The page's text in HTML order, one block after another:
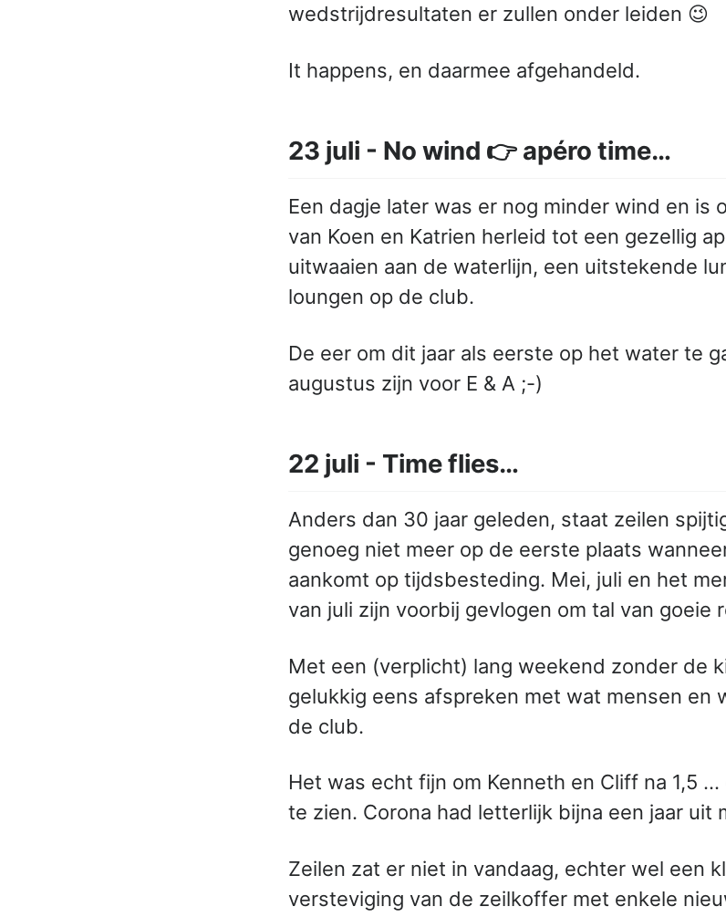
wedstrijdresultaten er zullen onder leiden 😉
It happens, en daarmee afgehandeld.
23 juli - No wind 👉 apéro time…
Een dagje later was er nog minder wind en is
van Koen en Katrien herleid tot een gezellig
uitwaaien aan de waterlijn, een uitstekende
loungen op de club.
De eer om dit jaar als eerste op het water te
augustus zijn voor E & A ;-)
22 juli - Time flies…
Anders dan 30 jaar geleden, staat zeilen
genoeg niet meer op de eerste plaats
aankomt op tijdsbesteding. Mei, juli en het
van juli zijn voorbij gevlogen om tal van goeie
Met een (verplicht) lang weekend zonder de
gelukkig eens afspreken met wat mensen en
de club.
Het was echt fijn om Kenneth en Cliff na 1,5
te zien. Corona had letterlijk bijna een jaar uit
Zeilen zat er niet in vandaag, echter wel een
versteviging van de zeilkoffer met enkele